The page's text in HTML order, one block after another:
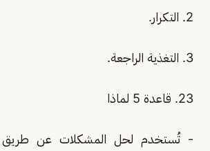
2. التكرار.
3. التغذية الراجعة.
23. قاعدة 5 لماذا
- تُستخدم لحل المشكلات عن طريق